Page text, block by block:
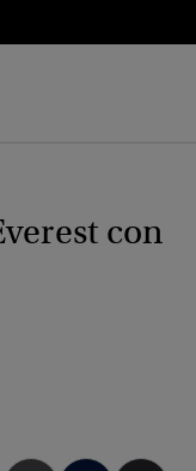
con